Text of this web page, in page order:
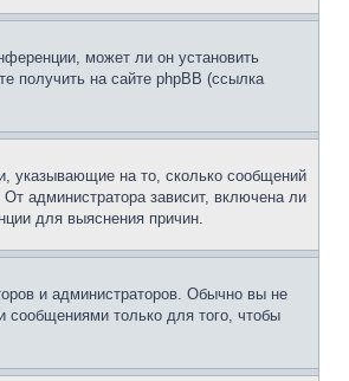
может ли он установить
получить на сайте phpBB (ссылка
указывающие на то, сколько сообщений
администратора зависит, включена ли
для выяснения причин.
и администраторов. Обычно вы не
сообщениями только для того, чтобы